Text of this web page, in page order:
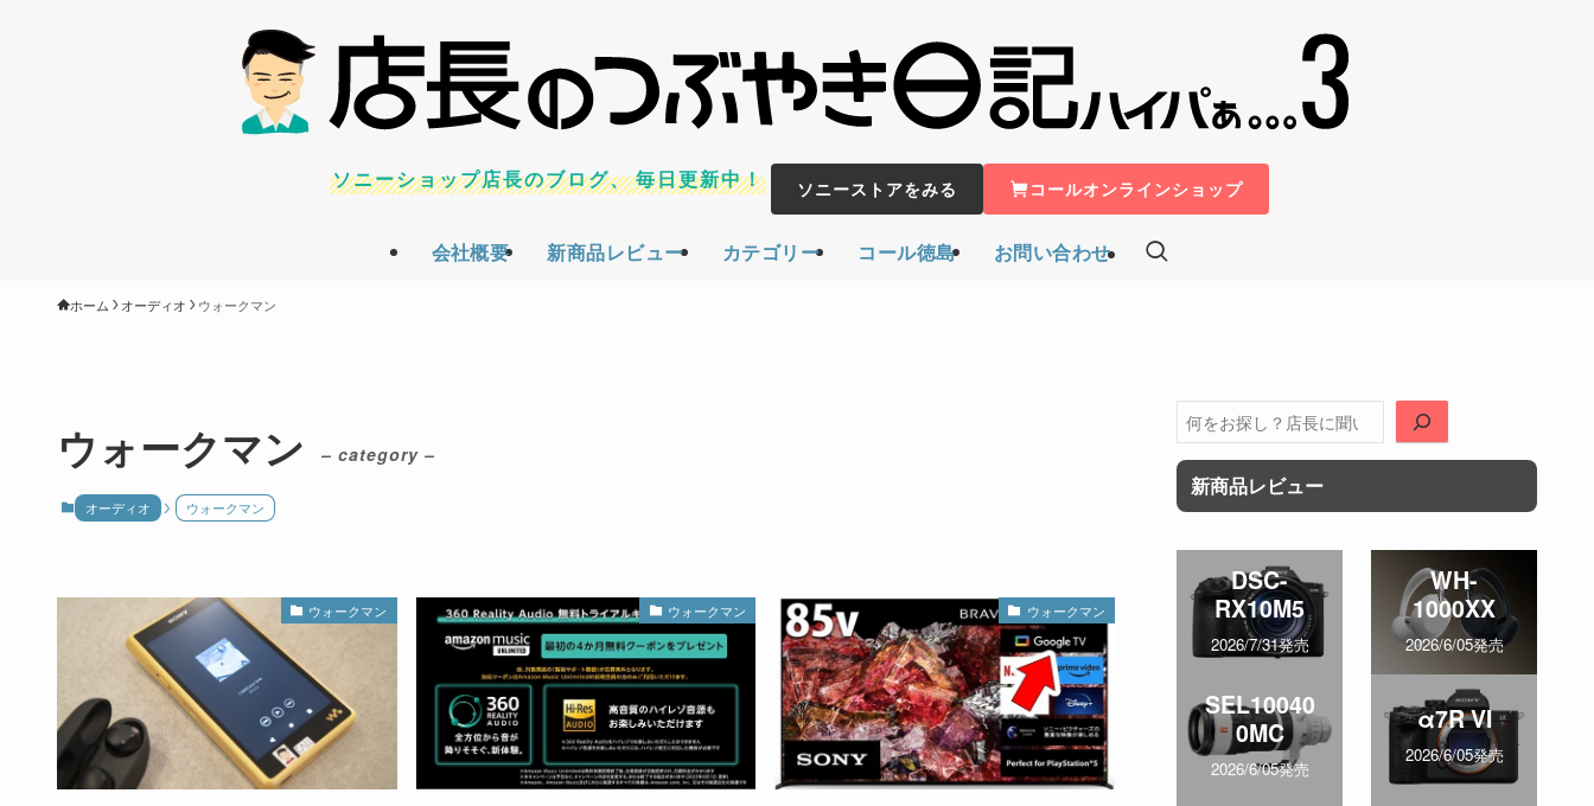
会社概要 新商品レビュー カテゴリー コール徳島 お問い合わせ
ソニーショップ店長のブログ、毎日更新中！ ソニーストアをみる コールオンラインショップ
ホーム オーディオ ウォークマン
ウォークマン – category –
オーディオ ウォークマン
ウォークマン ウォークマン ウォークマン
検
索
新商品レビュー
DSC-
RX10M5
2026/7/31発売
WH-
1000XX
2026/6/05発売
SEL10040
0MC
2026/6/05発売
α7R VI
2026/6/05発売